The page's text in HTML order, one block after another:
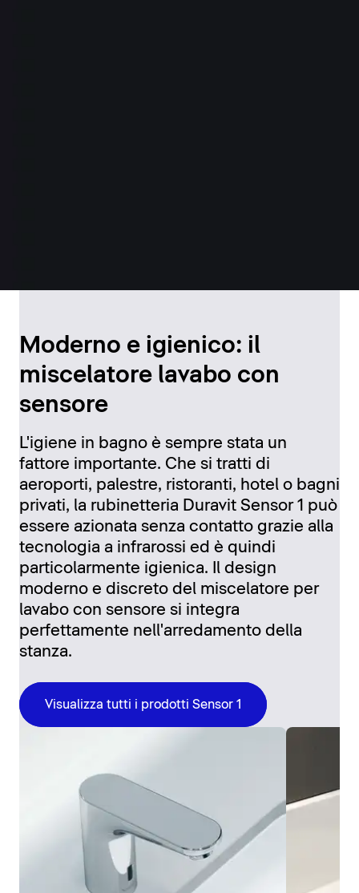
Moderno e igienico: il
miscelatore lavabo con
sensore
L'igiene in bagno è sempre stata un
fattore importante. Che si tratti di
aeroporti, palestre, ristoranti, hotel o bagni
privati, la rubinetteria Duravit Sensor 1 può
essere azionata senza contatto grazie alla
tecnologia a infrarossi ed è quindi
particolarmente igienica. Il design
moderno e discreto del miscelatore per
lavabo con sensore si integra
perfettamente nell'arredamento della
stanza.
Visualizza tutti i prodotti Sensor 1